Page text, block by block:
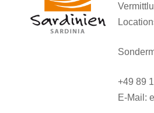
+49 89
E-Mail: